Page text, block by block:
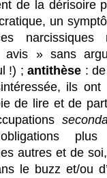
de la dérisoire
un
avis » sans
!) ;antithèse :
ils
de lire et de
plus
autres et de
le buzz et/ou